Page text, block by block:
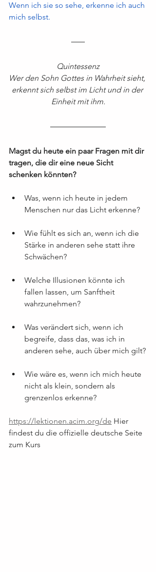
Wenn ich sie so sehe, erkenne ich auch
mich selbst.
Quintessenz
Wer den Sohn Gottes in Wahrheit sieht,
erkennt sich selbst im Licht und in der
Einheit mit ihm.
Magst du heute ein paar Fragen mit dir
tragen, die dir eine neue Sicht
schenken könnten?
Was, wenn ich heute in jedem
Menschen nur das Licht erkenne?
Wie fühlt es sich an, wenn ich die
Stärke in anderen sehe statt ihre
Schwächen?
Welche Illusionen könnte ich
fallen lassen, um Sanftheit
wahrzunehmen?
Was verändert sich, wenn ich
begreife, dass das, was ich in
anderen sehe, auch über mich gilt?
Wie wäre es, wenn ich mich heute
nicht als klein, sondern als
grenzenlos erkenne?
https://lektionen.acim.org/de Hier
findest du die offizielle deutsche Seite
zum Kurs